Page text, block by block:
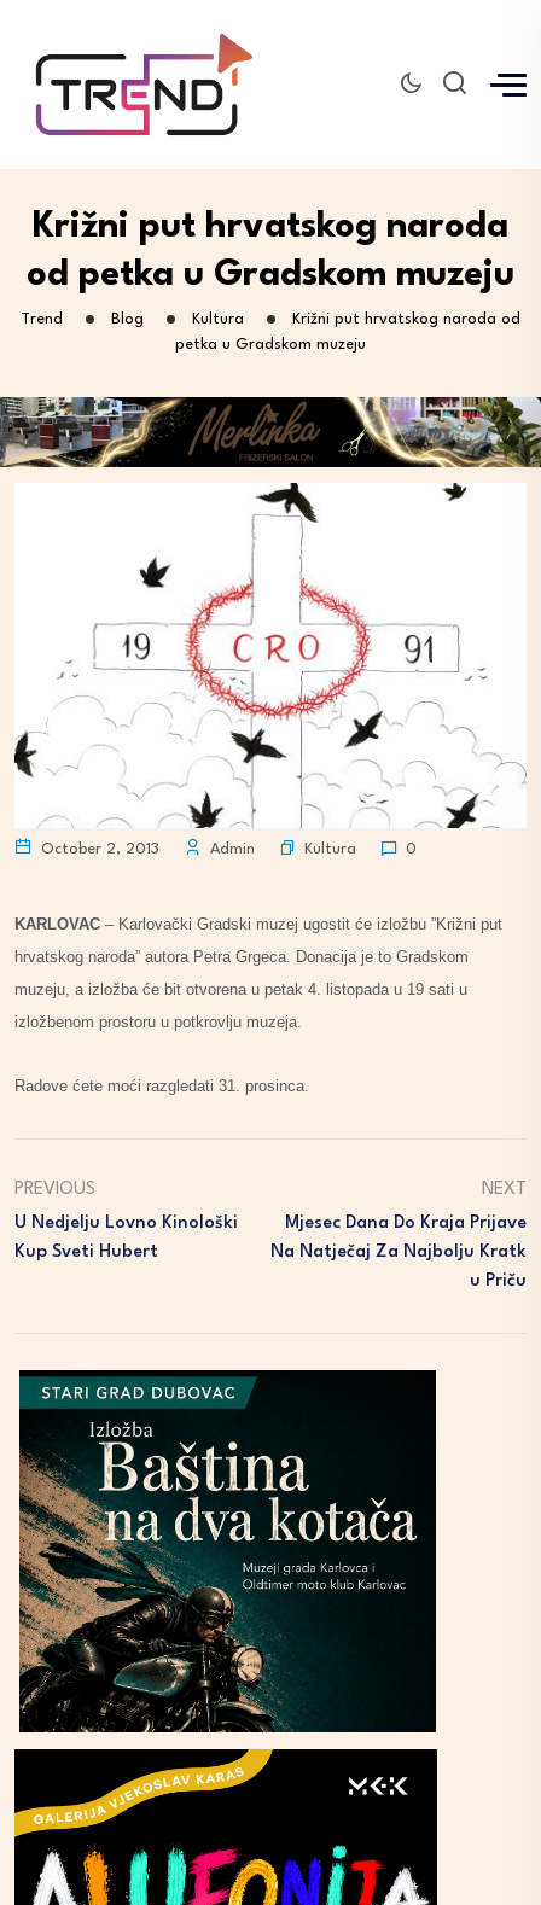
Križni put hrvatskog naroda
od petka u Gradskom muzeju
Trend Blog Kultura
Križni put hrvatskog naroda od
petka u Gradskom muzeju
October 2, 2013 Admin Kultura 0
KARLOVAC – Karlovački Gradski muzej ugostit će izložbu ”Križni put
hrvatskog naroda” autora Petra Grgeca. Donacija je to Gradskom
muzeju, a izložba će bit otvorena u petak 4. listopada u 19 sati u
izložbenom prostoru u potkrovlju muzeja.
Radove ćete moći razgledati 31. prosinca.
PREVIOUS
U Nedjelju Lovno Kinološki
Kup Sveti Hubert
NEXT
Mjesec Dana Do Kraja Prijave
Na Natječaj Za Najbolju Kratk
U Priču